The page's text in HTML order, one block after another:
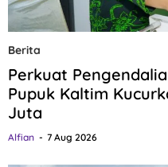
Berita
Perkuat
Pupuk Kaltim
Juta
Alfian 7 Aug 2026